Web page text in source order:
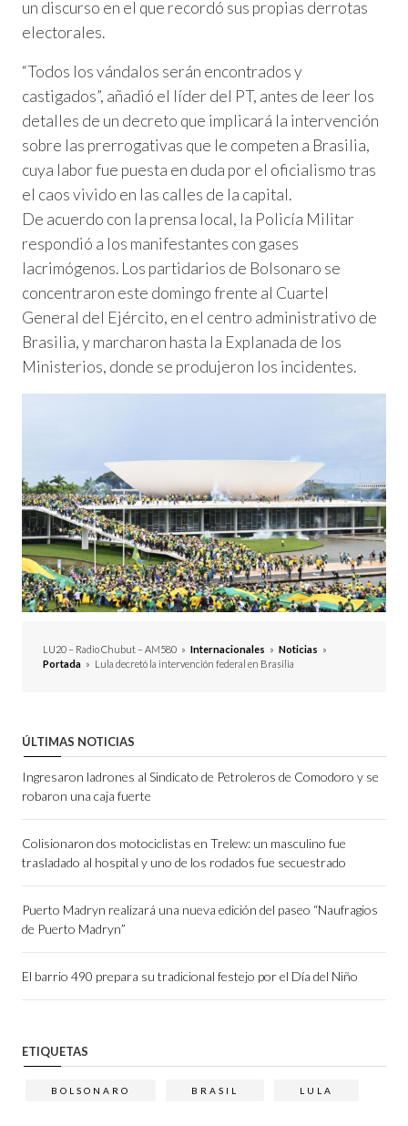
un discurso en el que recordó sus propias derrotas
electorales.
“Todos los vándalos serán encontrados y
castigados”, añadió el líder del PT, antes de leer los
detalles de un decreto que implicará la intervención
sobre las prerrogativas que le competen a Brasilia,
cuya labor fue puesta en duda por el oficialismo tras
el caos vivido en las calles de la capital.
De acuerdo con la prensa local, la Policía Militar
respondió a los manifestantes con gases
lacrimógenos. Los partidarios de Bolsonaro se
concentraron este domingo frente al Cuartel
General del Ejército, en el centro administrativo de
Brasilia, y marcharon hasta la Explanada de los
Ministerios, donde se produjeron los incidentes.
LU20 – Radio Chubut – AM580 » Internacionales » Noticias »
Portada » Lula decretó la intervención federal en Brasilia
ÚLTIMAS NOTICIAS
Ingresaron ladrones al Sindicato de Petroleros de Comodoro y se
robaron una caja fuerte
Colisionaron dos motociclistas en Trelew: un masculino fue
trasladado al hospital y uno de los rodados fue secuestrado
Puerto Madryn realizará una nueva edición del paseo “Naufragios
de Puerto Madryn”
El barrio 490 prepara su tradicional festejo por el Día del Niño
ETIQUETAS
BOLSONARO BRASIL LULA